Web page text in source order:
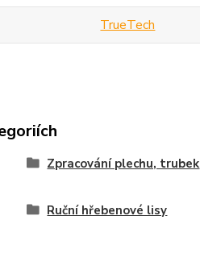
TrueTech
Zpracování plechu, trubek
Ruční hřebenové lisy